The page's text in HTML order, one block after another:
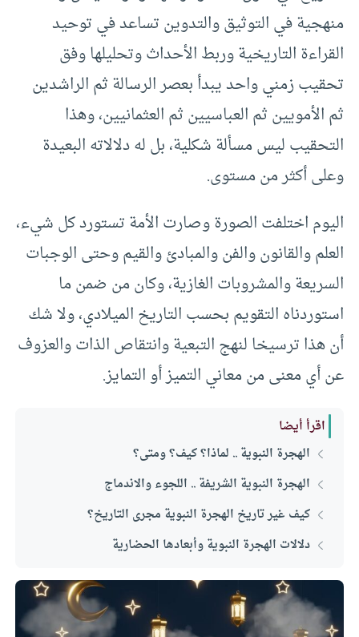
منهجية في التوثيق والتدوين تساعد في توحيد
القراءة التاريخية وربط الأحداث وتحليلها وفق
تحقيب زمني واحد يبدأ بعصر الرسالة ثم الراشدين
ثم الأمويين ثم العباسيين ثم العثمانيين، وهذا
التحقيب ليس مسألة شكلية، بل له دلالاته البعيدة
وعلى أكثر من مستوى.
اليوم اختلفت الصورة وصارت الأمة تستورد كل شيء،
العلم والقانون والفن والمبادئ والقيم وحتى الوجبات
السريعة والمشروبات الغازية، وكان من ضمن ما
استوردناه التقويم بحسب التاريخ الميلادي، ولا شك
أن هذا ترسيخا لنهج التبعية وانتقاص الذات والعزوف
عن أي معنى من معاني التميز أو التمايز.
اقرأ أيضا
الهجرة النبوية .. لماذا؟ كيف؟ ومتى؟
الهجرة النبوية الشريفة .. اللجوء والاندماج
كيف غير تاريخ الهجرة النبوية مجرى التاريخ؟
دلالات الهجرة النبوية وأبعادها الحضارية